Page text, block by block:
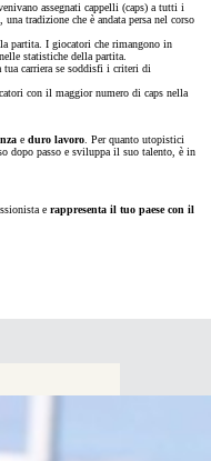
assegnati cappelli (caps) a tutti i
tradizione che è andata persa nel corso
partita. I giocatori che rimangono in
statistiche della partita.
tua carriera se soddisfi i criteri di
con il maggior numero di caps nella
e duro lavoro. Per quanto utopistici
dopo passo e sviluppa il suo talento, è in
e rappresenta il tuo paese con il